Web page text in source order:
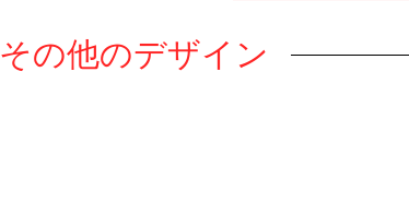
その他のデザイン